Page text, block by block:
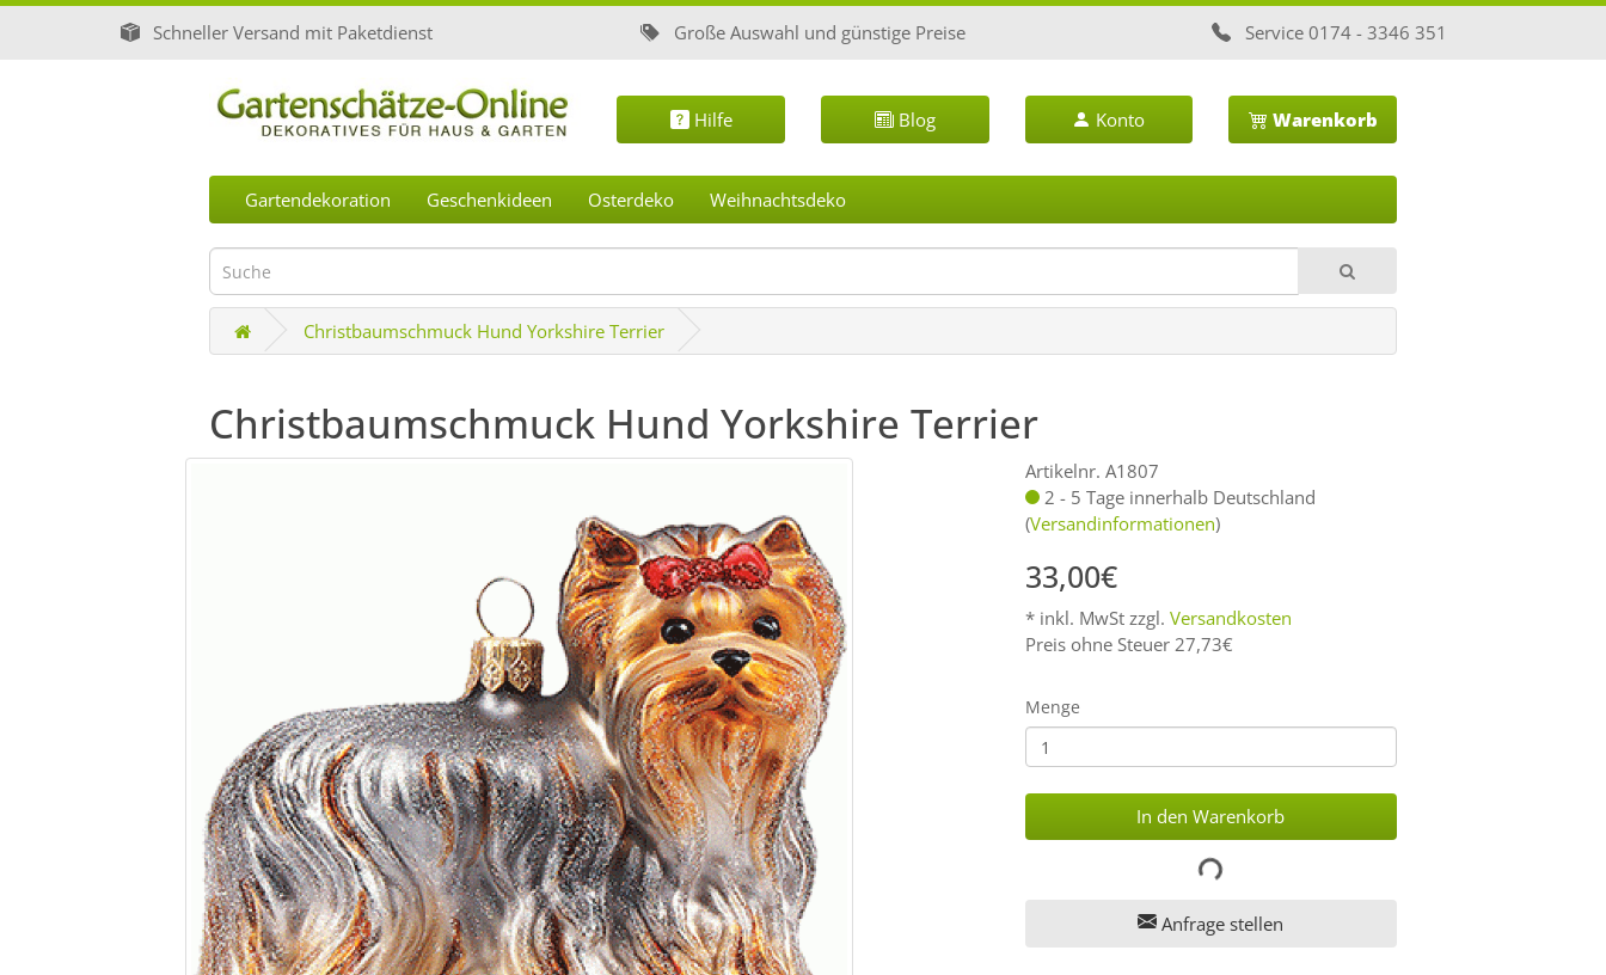
Schneller Versand mit Paketdienst Große Auswahl und günstige Preise Service 0174 - 3346 351
Hilfe Blog Konto Warenkorb
Gartendekoration Geschenkideen Osterdeko Weihnachtsdeko
Christbaumschmuck Hund Yorkshire Terrier
Christbaumschmuck Hund Yorkshire Terrier
Artikelnr. A1807
2 - 5 Tage innerhalb Deutschland
(Versandinformationen)
33,00€
* inkl. MwSt zzgl. Versandkosten
Preis ohne Steuer 27,73€
Menge
In den Warenkorb
Anfrage stellen